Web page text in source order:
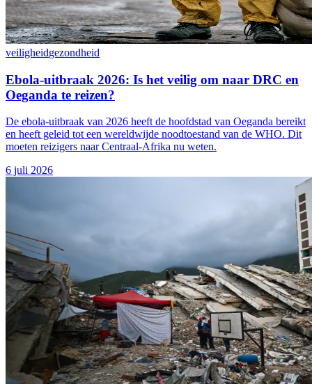
veiligheidgezondheid
Ebola-uitbraak 2026: Is het veilig om naar DRC en
Oeganda te reizen?
De ebola-uitbraak van 2026 heeft de hoofdstad van Oeganda bereikt
en heeft geleid tot een wereldwijde noodtoestand van de WHO. Dit
moeten reizigers naar Centraal-Afrika nu weten.
6 juli 2026